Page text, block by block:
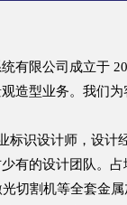
有限公司成立于
观造型业务。我们
标识设计师，设计
少有的设计团队。
光切割机等全套金